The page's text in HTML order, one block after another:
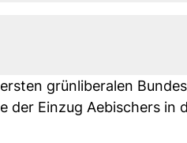
grünliberalen
der Einzug Aebischers in